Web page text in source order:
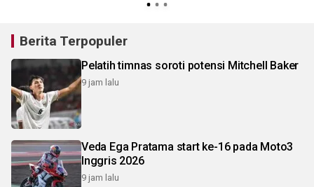
Berita Terpopuler
Pelatih timnas soroti potensi Mitchell Baker
9 jam lalu
Veda Ega Pratama start ke-16 pada Moto3
Inggris 2026
9 jam lalu